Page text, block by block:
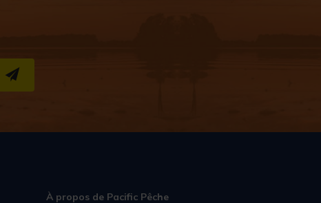
S''INSCRIRE
À propos de Pacific Pêche